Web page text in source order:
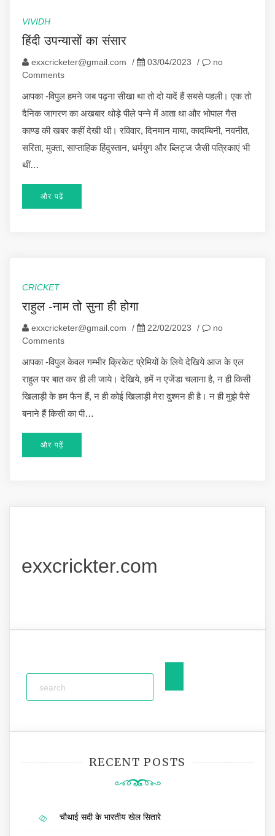
VIVIDH
हिंदी उपन्यासों का संसार
exxcricketer@gmail.com / 03/04/2023 /
no
Comments
आपका -विपुल हमने जब पढ़ना सीखा था तो दो यादें हैं सबसे पहली। एक तो
दैनिक जागरण का अखबार थोड़े पीले पन्ने में आता था और भोपाल गैस
काण्ड की खबर कहीं देखी थी। रविवार, दिनमान माया, कादम्बिनी, नवनीत,
सरिता, मुक्ता, साप्ताहिक हिंदुस्तान, धर्मयुग और ब्लिट्ज जैसी पत्रिकाएं भी
थीं…
और पढ़ें
CRICKET
राहुल -नाम तो सुना ही होगा
exxcricketer@gmail.com / 22/02/2023 /
no
Comments
आपका -विपुल केवल गम्भीर क्रिकेट प्रेमियों के लिये देखिये आज के एल
राहुल पर बात कर ही ली जाये। देखिये, हमें न एजेंडा चलाना है, न ही किसी
खिलाड़ी के हम फैन हैं, न ही कोई खिलाड़ी मेरा दुश्मन ही है। न ही मुझे पैसे
बनाने हैं किसी का पी…
और पढ़ें
exxcrickter.com
RECENT POSTS
चौथाई सदी के भारतीय खेल सितारे